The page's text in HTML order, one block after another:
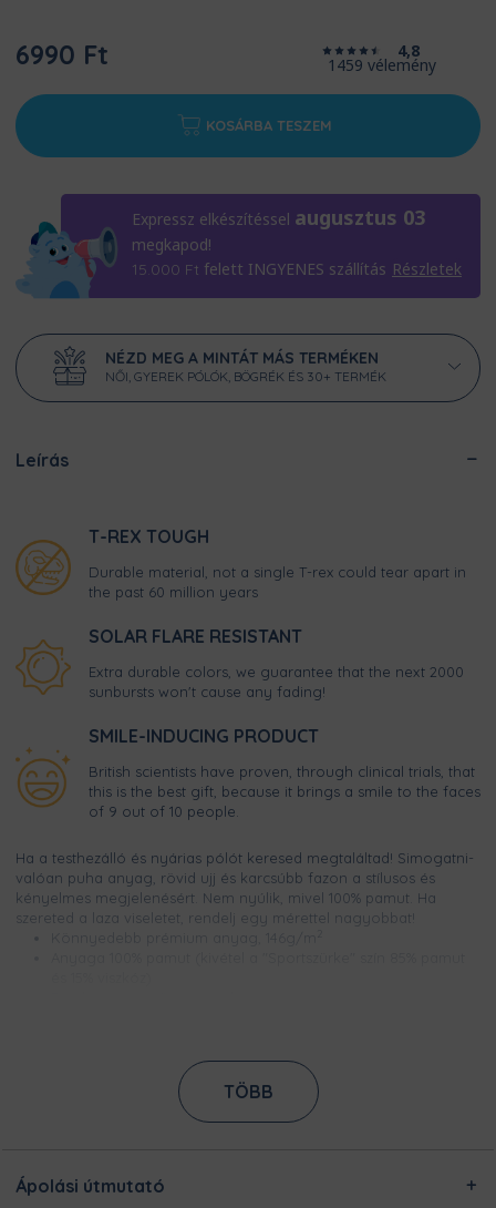
6990 Ft 4,8
1459 vélemény
KOSÁRBA TESZEM
Expressz elkészítéssel augusztus 03
megkapod!
15.000 Ft felett INGYENES szállítás Részletek
NÉZD MEG A MINTÁT MÁS TERMÉKEN
NŐI, GYEREK PÓLÓK, BÖGRÉK ÉS 30+ TERMÉK
Leírás
T-REX TOUGH
Durable material, not a single T-rex could tear apart in
the past 60 million years
SOLAR FLARE RESISTANT
Extra durable colors, we guarantee that the next 2000
sunbursts won't cause any fading!
SMILE-INDUCING PRODUCT
British scientists have proven, through clinical trials, that
this is the best gift, because it brings a smile to the faces
of 9 out of 10 people.
Ha a testhezálló és nyárias pólót keresed megtaláltad! Simogatni-
valóan puha anyag, rövid ujj és karcsúbb fazon a stílusos és
kényelmes megjelenésért. Nem nyúlik, mivel 100% pamut. Ha
szereted a laza viseletet, rendelj egy mérettel nagyobbat!
élénk színű, szellőzik és évekig garantáltan kopásmentes
Nem nyúlik és nem zsugorodik
Ezt a terméket a kínálatunkban megtalálható designokból
azon dolgoznak, hogy minél gyorsabban elkészüljenek a
rendeléseddel, és még frissen és ropogósan, kerüljön
TÖBB
Ápolási útmutató